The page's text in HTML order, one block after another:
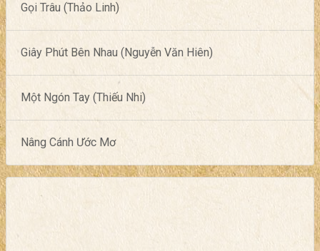
Gọi Trâu (Thảo Linh)
Giây Phút Bên Nhau (Nguyễn Văn Hiên)
Một Ngón Tay (Thiếu Nhi)
Nâng Cánh Ước Mơ